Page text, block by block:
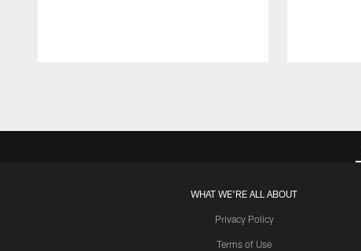
WHAT WE'RE ALL ABOUT
Privacy Policy
Terms of Use